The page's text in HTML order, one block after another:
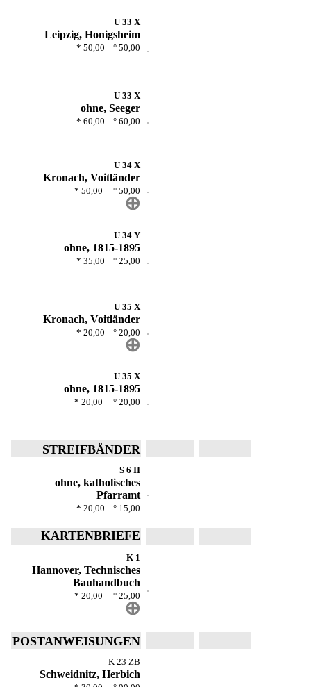
U 33 X
Leipzig, Honigsheim
* 50,00 ° 50,00
U 33 X
ohne, Seeger
* 60,00 ° 60,00
U 34 X
Kronach, Voitländer
* 50,00 ° 50,00
⊕
U 34 Y
ohne, 1815-1895
* 35,00 ° 25,00
U 35 X
Kronach, Voitländer
* 20,00 ° 20,00
⊕
U 35 X
ohne, 1815-1895
* 20,00 ° 20,00
STREIFBÄNDER
S 6 II
ohne, katholisches
Pfarramt
* 20,00 ° 15,00
KARTENBRIEFE
K 1
Hannover, Technisches
Bauhandbuch
* 20,00 ° 25,00
⊕
POSTANWEISUNGEN
K 23 ZB
Schweidnitz, Herbich